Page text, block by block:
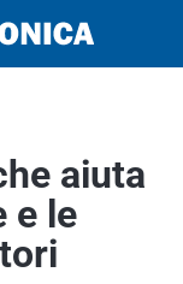
aiuta
e le